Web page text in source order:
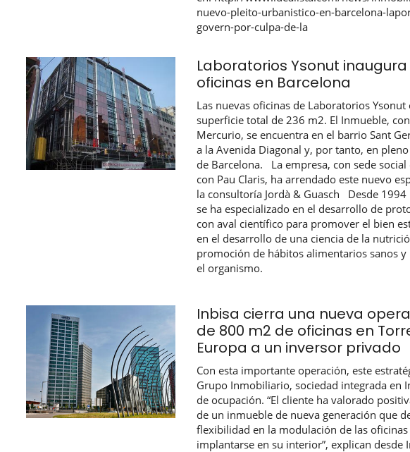
nuevo-pleito-urbanistico-en-barcelona-
govern-por-culpa-de-la
Laboratorios Ysonut
oficinas en Barcelona
Las nuevas oficinas de Laboratorios
superficie total de 236 m2. El Inmueble,
Mercurio, se encuentra en el barrio Sant
a la Avenida Diagonal y, por tanto, en
de Barcelona. La empresa, con sede social
con Pau Claris, ha arrendado este nuevo
la consultoría Jordà & Guasch Desde
se ha especializado en el desarrollo de
con aval científico para promover el bien
en el desarrollo de una ciencia de la
promoción de hábitos alimentarios sanos y
el organismo.
Inbisa cierra una nueva
de 800 m2 de oficinas en
Europa a un inversor privado
Con esta importante operación, este
Grupo Inmobiliario, sociedad integrada en
de ocupación. “El cliente ha valorado
de un inmueble de nueva generación que
flexibilidad en la modulación de las
implantarse en su interior”, explican desde